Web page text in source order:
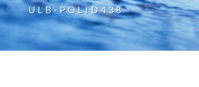
ULB-POLID438